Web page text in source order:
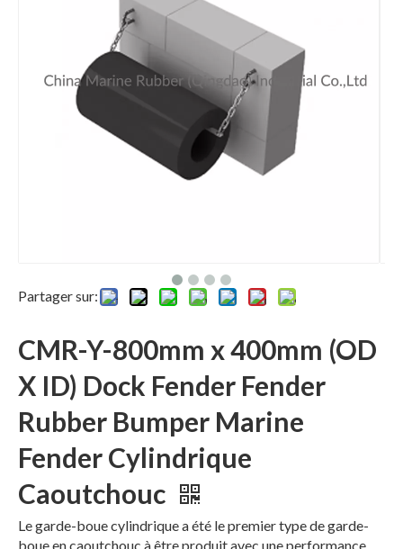
Partager sur:
CMR-Y-800mm x 400mm (OD
X ID) Dock Fender Fender
Rubber Bumper Marine
Fender Cylindrique
Caoutchouc
Le garde-boue cylindrique a été le premier type de garde-
boue en caoutchouc à être produit avec une performance